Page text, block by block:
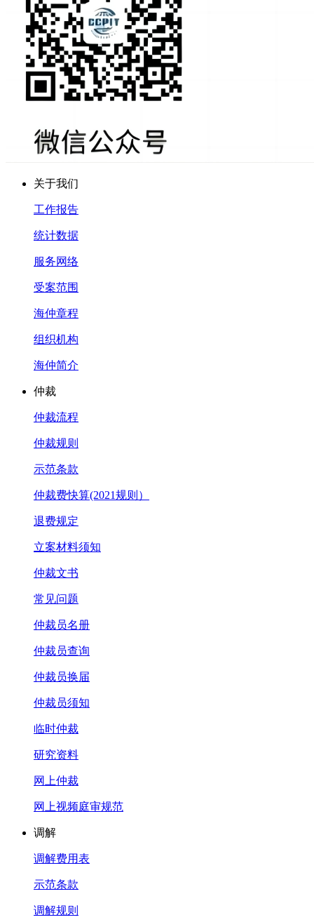
关于我们
工作报告
统计数据
服务网络
受案范围
海仲章程
组织机构
海仲简介
仲裁
仲裁流程
仲裁规则
示范条款
仲裁费快算(2021规则）
退费规定
立案材料须知
仲裁文书
常见问题
仲裁员名册
仲裁员查询
仲裁员换届
仲裁员须知
临时仲裁
研究资料
网上仲裁
网上视频庭审规范
调解
调解费用表
示范条款
调解规则